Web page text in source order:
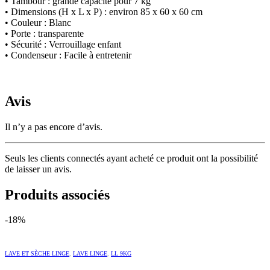
• Dimensions (H x L x P) : environ 85 x 60 x 60 cm
• Couleur : Blanc
• Porte : transparente
• Sécurité : Verrouillage enfant
• Condenseur : Facile à entretenir
Avis
Il n’y a pas encore d’avis.
Seuls les clients connectés ayant acheté ce produit ont la possibilité
de laisser un avis.
Produits associés
-18%
LAVE ET SÈCHE LINGE, LAVE LINGE, LL 9KG